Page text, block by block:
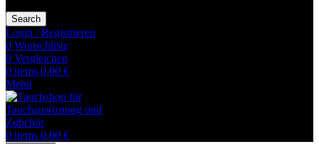
Search
Login / Registrieren
0 Wunschliste
0 Vergleichen
0 items 0,00 €
Menü
0 items 0,00 €